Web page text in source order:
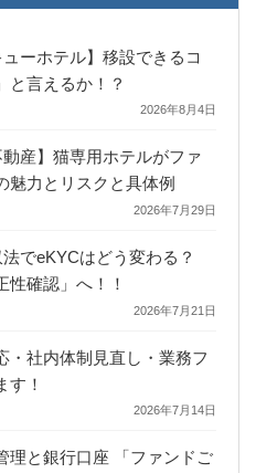
ーホテル】移設できるコ
と言えるか！？
2026年8月4日
動産】猫専用ホテルがファ
魅力とリスクと具体例
2026年7月29日
でeKYCはどう変わる？
性確認」へ！！
2026年7月21日
・社内体制見直し・業務フ
す！
2026年7月14日
理と銀行口座 「ファンドご